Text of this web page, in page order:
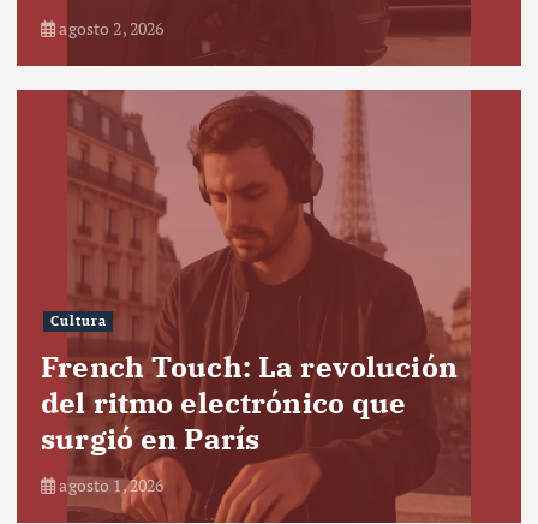
agosto 2, 2026
Cultura
French Touch: La revolución
del ritmo electrónico que
surgió en París
agosto 1, 2026